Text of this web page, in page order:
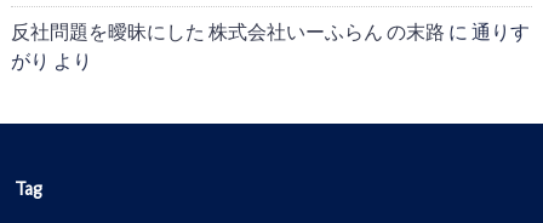
反社問題を曖昧にした 株式会社いーふらん の末路 に 通りす
がり より
Tag